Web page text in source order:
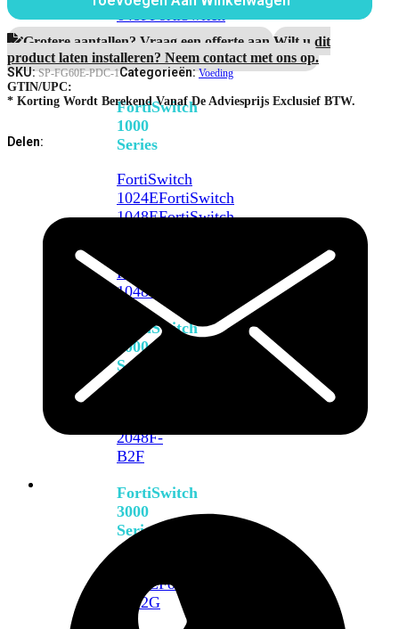
648FFortiSwitch
648F-
FPOE
FortiSwitch
1000
Series
FortiSwitch
1024EFortiSwitch
1048EFortiSwitch
FPOE
1048G
FortiSwitch
2000
Series
2048F-
B2F
FortiSwitch
3000
Series
3032EFortiSwitch
3032G
Desktop
FortiGate,
FortiWiFi
&
FortiDeceptor
aantal
Grotere aantallen? Vraag een offerte aan.Wilt u dit
product laten installeren? Neem contact met ons op.
SKU:SP-FG60E-PDC-1Categorieën:Voeding
GTIN/UPC:
* Korting Wordt Berekend Vanaf De Adviesprijs Exclusief BTW.
Delen: